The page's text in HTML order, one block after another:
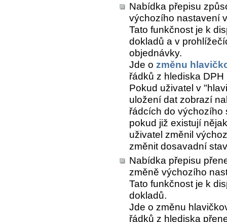
Nabídka přepisu
výchozího nastavení
Tato funkčnost je k
dokladů a v
objednávky.
Jde o změnu
řádků z hlediska DPH
Pokud uživatel v
uložení dat zobrazí
řádcích do výchozího
pokud již existují
uživatel změnil
změnit dosavadní
Nabídka přepisu
změně výchozího
Tato funkčnost je k
dokladů.
Jde o změnu
řádků z hlediska